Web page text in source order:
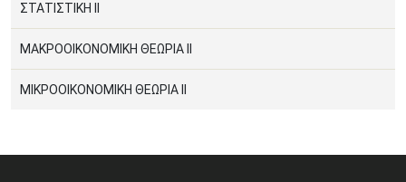
ΣΤΑΤΙΣΤΙΚΗ ΙΙ
ΜΑΚΡΟΟΙΚΟΝΟΜΙΚΗ ΘΕΩΡΙΑ ΙΙ
ΜΙΚΡΟΟΙΚΟΝΟΜΙΚΗ ΘΕΩΡΙΑ ΙΙ